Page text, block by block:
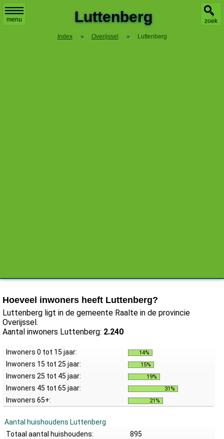
menu zoek
Luttenberg
Index » Overijssel » Luttenberg
Hoeveel inwoners heeft Luttenberg?
Luttenberg ligt in de gemeente Raalte in de provincie
Overijssel.
Aantal inwoners Luttenberg: 2.240
Inwoners 0 tot 15 jaar: 14%
Inwoners 15 tot 25 jaar: 15%
Inwoners 25 tot 45 jaar: 19%
Inwoners 45 tot 65 jaar: 31%
Inwoners 65+: 21%
Aantal huishoudens Luttenberg
Totaal aantal huishoudens:
895